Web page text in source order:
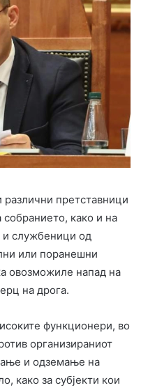
претставници
собранието, како и на
и службеници од
или поранешни
овозможиле напад на
на дрога.
функционери, во
организираниот
и одземање на
како за субјекти кои